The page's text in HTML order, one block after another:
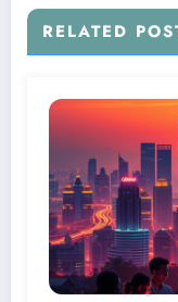
RELATED